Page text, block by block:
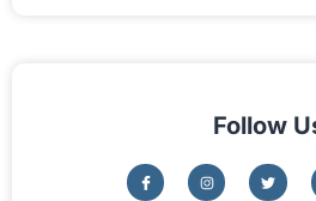
Follow